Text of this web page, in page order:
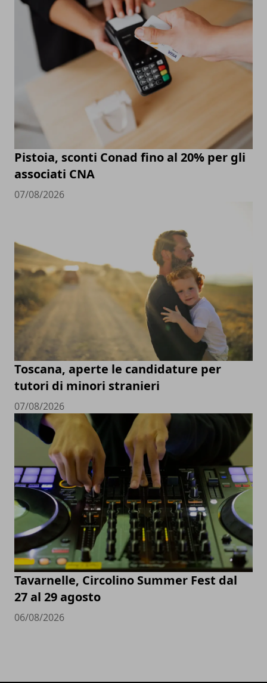
Pistoia, sconti Conad fino al 20% per gli
associati CNA
07/08/2026
Toscana, aperte le candidature per
tutori di minori stranieri
07/08/2026
Tavarnelle, Circolino Summer Fest dal
27 al 29 agosto
06/08/2026